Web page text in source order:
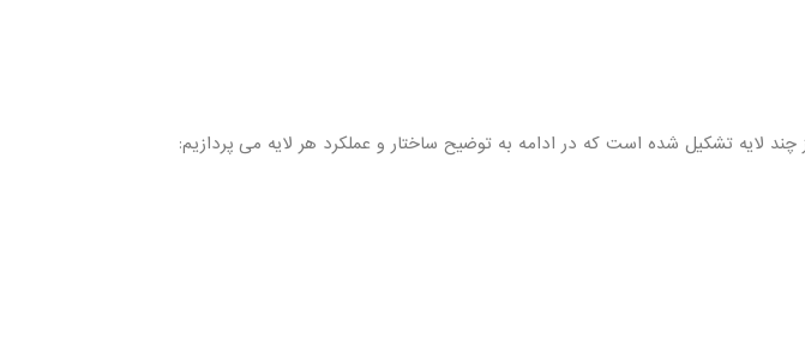
چند لایه تشکیل شده است که در ادامه به توضیح ساختار و عملکرد هر لایه می پردازیم: